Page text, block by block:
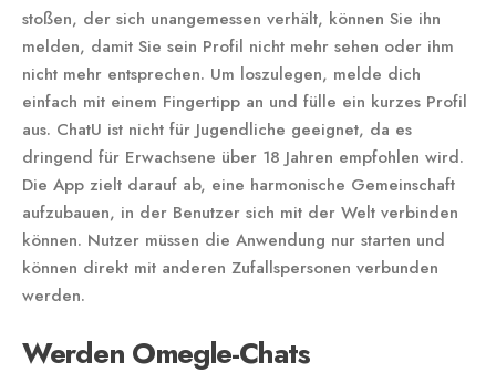
stoßen, der sich unangemessen verhält, können Sie ihn
melden, damit Sie sein Profil nicht mehr sehen oder ihm
nicht mehr entsprechen. Um loszulegen, melde dich
einfach mit einem Fingertipp an und fülle ein kurzes Profil
aus. ChatU ist nicht für Jugendliche geeignet, da es
dringend für Erwachsene über 18 Jahren empfohlen wird.
Die App zielt darauf ab, eine harmonische Gemeinschaft
aufzubauen, in der Benutzer sich mit der Welt verbinden
können. Nutzer müssen die Anwendung nur starten und
können direkt mit anderen Zufallspersonen verbunden
werden.
Werden Omegle-Chats